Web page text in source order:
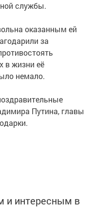
службы.
оказанным ей
за
в жизни её
немало.
Путина, главы
и интересным в